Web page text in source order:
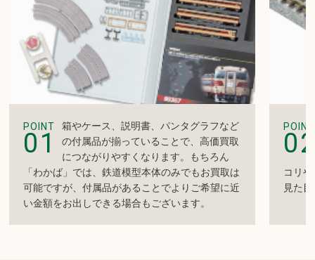
POINT
01
箱やケース、説明書、パンタグラフなど
の付属品が揃っていることで、高価買取
につながりやすくなります。もちろん
「わかば」では、鉄道模型本体のみでもお買取は
可能ですが、付属品があることでよりご希望に近
い金額をお出しできる場合もございます。
POINT
コリ
見た